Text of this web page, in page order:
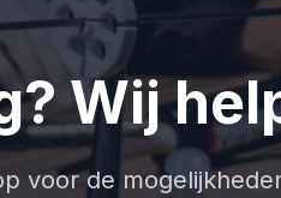
Wij
voor de